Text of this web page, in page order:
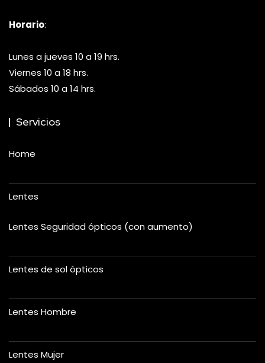
Horario:
Lunes a jueves 10 a 19 hrs.
Viernes 10 a 18 hrs.
Sábados 10 a 14 hrs.
Servicios
Home
Lentes
Lentes Seguridad ópticos (con aumento)
Lentes de sol ópticos
Lentes Hombre
Lentes Mujer